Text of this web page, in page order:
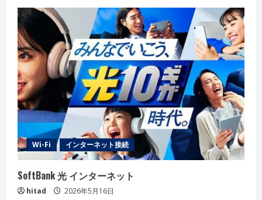
Wi-Fi インターネット接続
‎SoftBank 光 インターネット
hitad 2026年5月16日